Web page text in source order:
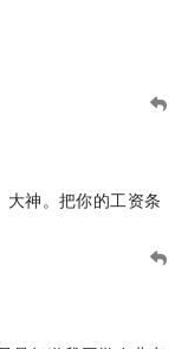
大神。把你的工资条